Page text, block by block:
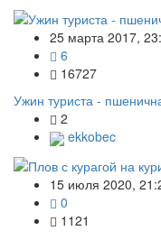
25 марта 2017,
6
16727
Ужин туриста -
2
ekkobec
15 июля 2020,
0
1121